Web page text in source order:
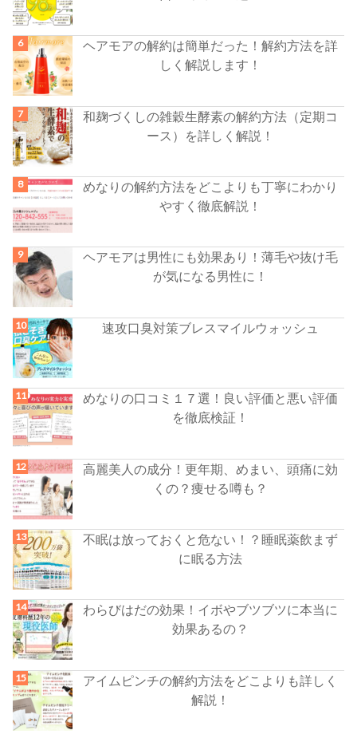
ヘアモアの解約は簡単だった！解約方法を詳
しく解説します！
和麹づくしの雑穀生酵素の解約方法（定期コ
ース）を詳しく解説！
めなりの解約方法をどこよりも丁寧にわかり
やすく徹底解説！
ヘアモアは男性にも効果あり！薄毛や抜け毛
が気になる男性に！
速攻口臭対策ブレスマイルウォッシュ
めなりの口コミ１７選！良い評価と悪い評価
を徹底検証！
高麗美人の成分！更年期、めまい、頭痛に効
くの？痩せる噂も？
不眠は放っておくと危ない！？睡眠薬飲まず
に眠る方法
わらびはだの効果！イボやブツブツに本当に
効果あるの？
アイムピンチの解約方法をどこよりも詳しく
解説！